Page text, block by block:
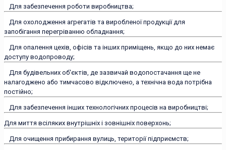
Для забезпечення роботи виробництва;
Для охолодження агрегатів та виробленої продукції для
запобігання перегріванню обладнання;
Для опалення цехів, офісів та інших приміщень, якщо до них немає
доступу водопроводу;
Для будівельних об'єктів, де зазвичай водопостачання ще не
налагоджено або тимчасово відключено, а технічна вода потрібна
постійно;
Для забезпечення інших технологічних процесів на виробництві;
Для миття всіляких внутрішніх і зовнішніх поверхонь;
Для очищення прибирання вулиць, території підприємств;